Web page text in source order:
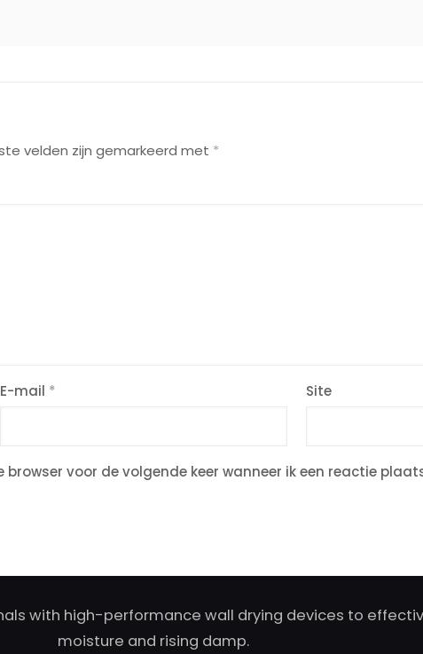
velden zijn gemarkeerd met *
E-mail * Site
voor de volgende keer wanneer ik een reactie
with high-performance wall drying devices to
moisture and rising damp.